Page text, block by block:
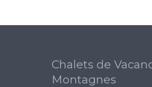
Chalets de
Montagnes